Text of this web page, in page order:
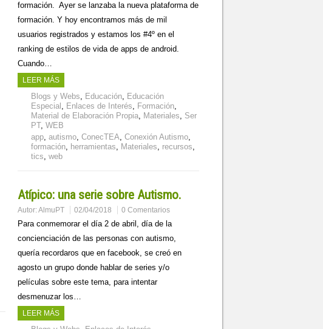
formación. Ayer se lanzaba la nueva plataforma de
formación. Y hoy encontramos más de mil
usuarios registrados y estamos los #4º en el
ranking de estilos de vida de apps de android.
Cuando…
LEER MÁS
Blogs y Webs, Educación, Educación
Especial , Enlaces de Interés, Formación,
Material de Elaboración Propia, Materiales, Ser
PT, WEB
app, autismo, ConecTEA, Conexión Autismo,
formación, herramientas, Materiales, recursos,
tics, web
Atípico: una serie sobre Autismo.
Autor:AlmuPT 02/04/2018 0 Comentarios
Para conmemorar el día 2 de abril, día de la
concienciación de las personas con autismo,
quería recordaros que en facebook, se creó en
agosto un grupo donde hablar de series y/o
películas sobre este tema, para intentar
desmenuzar los…
LEER MÁS